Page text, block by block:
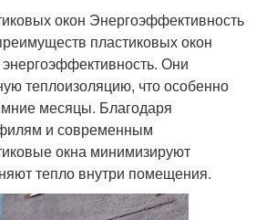
окон Энергоэффективность
пластиковых окон
Они
теплоизоляцию, что особенно
месяцы. Благодаря
и современным
окна минимизируют
тепло внутри помещения.